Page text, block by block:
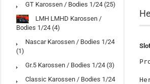
GT Karossen / Bodies 1/24 (25)
LMH LMHD Karossen /
Bodies 1/24 (4)
Nascar Karossen / Bodies 1/24
(1)
Gr.5 Karossen / Bodies 1/24 (3)
Classic Karossen / Bodies 1/24